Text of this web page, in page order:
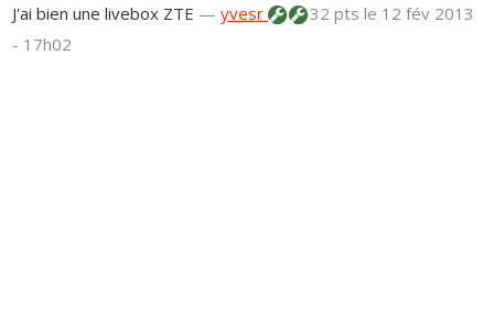
J'ai bien une livebox ZTE —yvesr 32 ptsle 12 fév 2013
- 17h02